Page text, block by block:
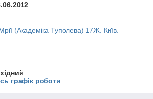
(Академіка Туполева) 17Ж, Київ,
графік роботи